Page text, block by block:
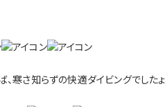
寒さ知らずの快適ダイビングでしたょ